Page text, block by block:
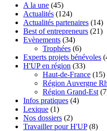
A la une (45)
Actualités (124)
Actualités partenaires (14)
Best of entrepreneurs (21)
Evènements (34)
Trophées (6)
Experts projets bénévoles
H'UP en région (33)
Haut-de-France (15)
Région Auvergne
Région Grand-Est
Infos pratiques (4)
Lexique (1)
Nos dossiers (2)
Travailler pour H'UP(8)